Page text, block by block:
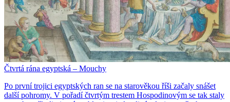
Čtvrtá rána egyptská – Mouchy
Po první trojici egyptských ran se na starověkou říši začaly snášet
další pohromy. V pořadí čtvrtým trestem Hospodinovým se tak staly